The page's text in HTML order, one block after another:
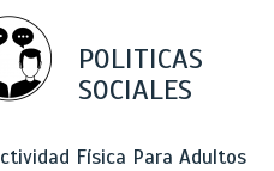
POLITICAS
SOCIALES
Física Para Adultos